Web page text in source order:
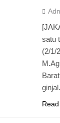
satu
(2/1/